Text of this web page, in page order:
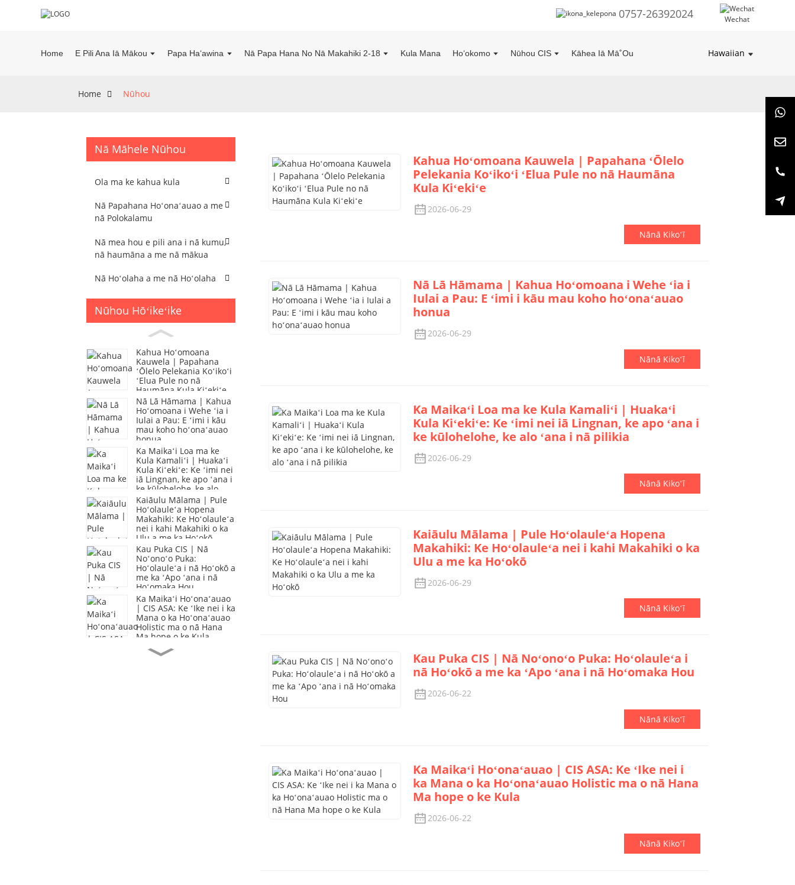
0757-26392024 Wechat
Home E Pili Ana Iā Mākou Papa Haʻawina Nā Papa Hana No Nā Makahiki 2-18 Kula Mana Hoʻokomo Nūhou CIS Kāhea Iā Mā˚ou Hawaiian
Home Nūhou
Nā Māhele Nūhou
Ola ma ke kahua kula
Nā Papahana Hoʻonaʻauao a me
nā Polokalamu
Nā mea hou e pili ana i nā kumu,
nā haumāna a me nā mākua
Nā Hoʻolaha a me nā Hoʻolaha
Nūhou Hōʻikeʻike
Kahua Hoʻomoana
Kauwela | Papahana
ʻŌlelo Pelekania Koʻikoʻi
ʻElua Pule no nā
Haumāna Kula Kiʻekiʻe
Nā Lā Hāmama | Kahua
Hoʻomoana i Wehe ʻia i
Iulai a Pau: E ʻimi i kāu
mau koho hoʻonaʻauao
honua
Ka Maikaʻi Loa ma ke
Kula Kamaliʻi | Huakaʻi
Kula Kiʻekiʻe: Ke ʻimi nei
iā Lingnan, ke apo ʻana i
ke kūlohelohe, ke alo
ʻana i nā pilikia
Kaiāulu Mālama | Pule
Hoʻolauleʻa Hopena
Makahiki: Ke Hoʻolauleʻa
nei i kahi Makahiki o ka
Ulu a me ka Hoʻokō
Kau Puka CIS | Nā
Noʻonoʻo Puka:
Hoʻolauleʻa i nā Hoʻokō a
me ka ʻApo ʻana i nā
Hoʻomaka Hou
Ka Maikaʻi Hoʻonaʻauao
| CIS ASA: Ke ʻIke nei i ka
Mana o ka Hoʻonaʻauao
Holistic ma o nā Hana
Ma hope o ke Kula
Ke Kaiāulu Mālama |
Lawe mai nā Haumāna
Kahua Hoʻomoana Kauwela | Papahana ʻŌlelo
Pelekania Koʻikoʻi ʻElua Pule no nā Haumāna
Kula Kiʻekiʻe
2026-06-29
Nānā Kikoʻī
Nā Lā Hāmama | Kahua Hoʻomoana i Wehe ʻia i
Iulai a Pau: E ʻimi i kāu mau koho hoʻonaʻauao
honua
2026-06-29
Nānā Kikoʻī
Ka Maikaʻi Loa ma ke Kula Kamaliʻi | Huakaʻi
Kula Kiʻekiʻe: Ke ʻimi nei iā Lingnan, ke apo ʻana i
ke kūlohelohe, ke alo ʻana i nā pilikia
2026-06-29
Nānā Kikoʻī
Kaiāulu Mālama | Pule Hoʻolauleʻa Hopena
Makahiki: Ke Hoʻolauleʻa nei i kahi Makahiki o ka
Ulu a me ka Hoʻokō
2026-06-29
Nānā Kikoʻī
Kau Puka CIS | Nā Noʻonoʻo Puka: Hoʻolauleʻa i
nā Hoʻokō a me ka ʻApo ʻana i nā Hoʻomaka Hou
2026-06-22
Nānā Kikoʻī
Ka Maikaʻi Hoʻonaʻauao | CIS ASA: Ke ʻIke nei i
ka Mana o ka Hoʻonaʻauao Holistic ma o nā Hana
Ma hope o ke Kula
2026-06-22
Nānā Kikoʻī